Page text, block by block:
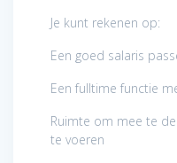
Je kunt rekenen op:
Een goed salaris
Een fulltime functie
Ruimte om mee te
te voeren